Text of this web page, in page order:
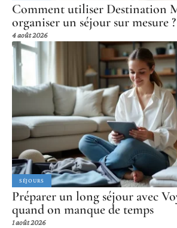
Comment utiliser Destination
organiser un séjour sur mesure ?
4 août 2026
SÉJOURS
Préparer un long séjour avec
quand on manque de temps
1 août 2026